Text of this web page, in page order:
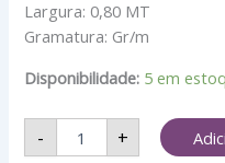
Largura: 0,80 MT
Gramatura: Gr/m
Disponibilidade: 5 em
- +